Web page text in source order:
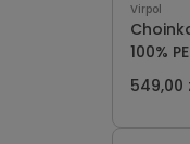
Virpol
Choinka ścienna 160
549,00